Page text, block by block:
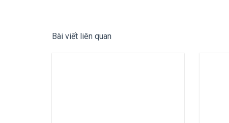
Bài viết liên quan